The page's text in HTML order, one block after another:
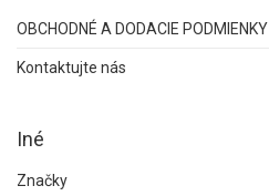
OBCHODNÉ A DODACIE PODMIENKY
Kontaktujte nás
Iné
Značky